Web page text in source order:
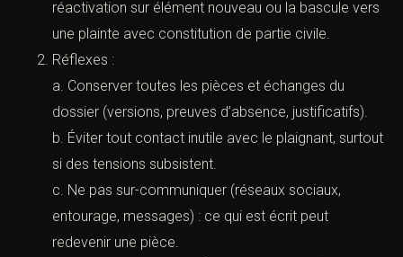
Choisir la bonne voie : recours 40-3, instruction via
85, ou citation.
À Paris, la différence se joue souvent sur la qualité
d’écriture : un dossier “propre”, lisible, numéroté,
avec demandes d’actes réalistes, obtient bien plus
de considération qu’un dossier volumineux mais
confus.
B. Côté mis en cause : sécuriser la sortie et
éviter la réactivation